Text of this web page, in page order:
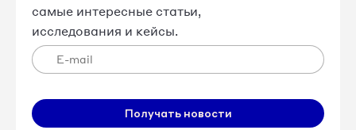
самые интересные статьи,
исследования и кейсы.
Получать новости